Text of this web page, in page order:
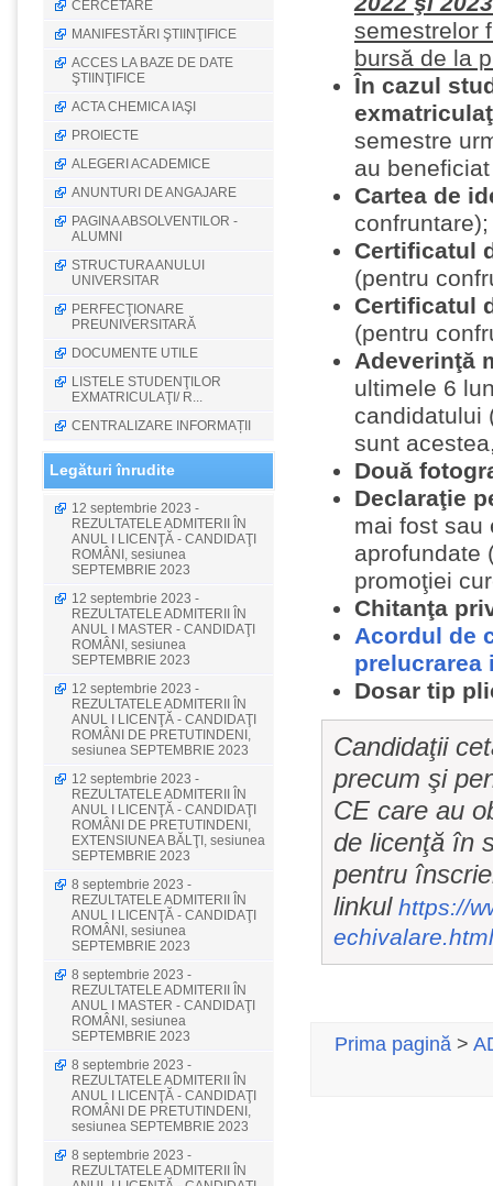
CERCETARE
MANIFESTĂRI ŞTIINŢIFICE
ACCES LA BAZE DE DATE
ŞTIINŢIFICE
ACTA CHEMICA IAŞI
PROIECTE
ALEGERI ACADEMICE
ANUNTURI DE ANGAJARE
PAGINA ABSOLVENTILOR -
ALUMNI
STRUCTURA ANULUI
UNIVERSITAR
PERFECŢIONARE
PREUNIVERSITARĂ
DOCUMENTE UTILE
LISTELE STUDENŢILOR
EXMATRICULAŢI/ R...
CENTRALIZARE INFORMAȚII
Legături înrudite
12 septembrie 2023 -
REZULTATELE ADMITERII ÎN
ANUL I LICENŢĂ - CANDIDAŢI
ROMÂNI, sesiunea
SEPTEMBRIE 2023
12 septembrie 2023 -
REZULTATELE ADMITERII ÎN
ANUL I MASTER - CANDIDAŢI
ROMÂNI, sesiunea
SEPTEMBRIE 2023
12 septembrie 2023 -
REZULTATELE ADMITERII ÎN
ANUL I LICENŢĂ - CANDIDAŢI
ROMÂNI DE PRETUTINDENI,
sesiunea SEPTEMBRIE 2023
12 septembrie 2023 -
REZULTATELE ADMITERII ÎN
ANUL I LICENŢĂ - CANDIDAŢI
ROMÂNI DE PRETUTINDENI,
EXTENSIUNEA BĂLŢI, sesiunea
SEPTEMBRIE 2023
8 septembrie 2023 -
REZULTATELE ADMITERII ÎN
ANUL I LICENŢĂ - CANDIDAŢI
ROMÂNI, sesiunea
SEPTEMBRIE 2023
8 septembrie 2023 -
REZULTATELE ADMITERII ÎN
ANUL I MASTER - CANDIDAŢI
ROMÂNI, sesiunea
SEPTEMBRIE 2023
8 septembrie 2023 -
REZULTATELE ADMITERII ÎN
ANUL I LICENŢĂ - CANDIDAŢI
ROMÂNI DE PRETUTINDENI,
sesiunea SEPTEMBRIE 2023
8 septembrie 2023 -
REZULTATELE ADMITERII ÎN
semestrelor
bursă de la
În cazul
semestre
au
Cartea de
confruntare);
Certificatul
(pentru
Certificatul
(pentru
Adeverinţă
ultimele 6
candidatului
sunt
Două
Declaraţie
mai fost sau
aprofundate
promoţiei
Chitanţa
Acordul de
prelucrarea
Dosar tip
Candidaţii
precum şi
CE care au
de licenţă în
pentru
linkul https://
echivalare.html
Prima pagină >